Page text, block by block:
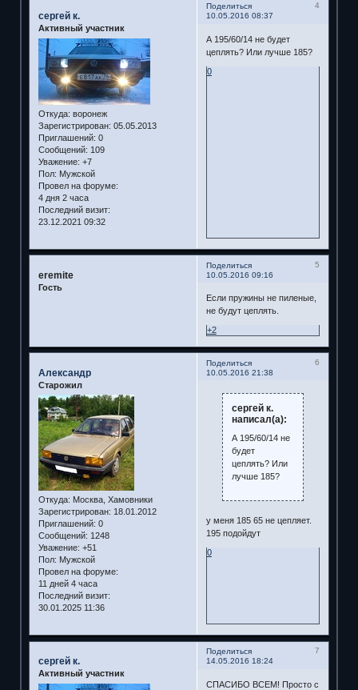
Поделиться
4
10.05.2016 08:37
сергей к.
Активный участник
Откуда: воронеж
Зарегистрирован: 05.05.2013
Приглашений: 0
Сообщений: 109
Уважение: +7
Пол: Мужской
Провел на форуме:
4 дня 2 часа
Последний визит:
23.12.2021 09:32
А 195/60/14 не будет
цеплять? Или лучше 185?
0
Поделиться
5
10.05.2016 09:16
eremite
Гость
Если пружины не пиленые,
не будут цеплять.
+2
Поделиться
6
10.05.2016 21:38
Александр
Старожил
Откуда: Москва, Хамовники
Зарегистрирован: 18.01.2012
Приглашений: 0
Сообщений: 1248
Уважение: +51
Пол: Мужской
Провел на форуме:
11 дней 4 часа
Последний визит:
30.01.2025 11:36
сергей к.
написал(а):
А 195/60/14 не
будет
цеплять? Или
лучше 185?
у меня 185 65 не цепляет.
195 подойдут
0
Поделиться
7
14.05.2016 18:24
сергей к.
Активный участник
СПАСИБО ВСЕМ! Просто с